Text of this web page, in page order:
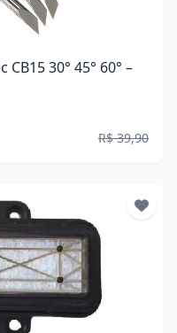
30° 45° 60° –
R$ 39,90